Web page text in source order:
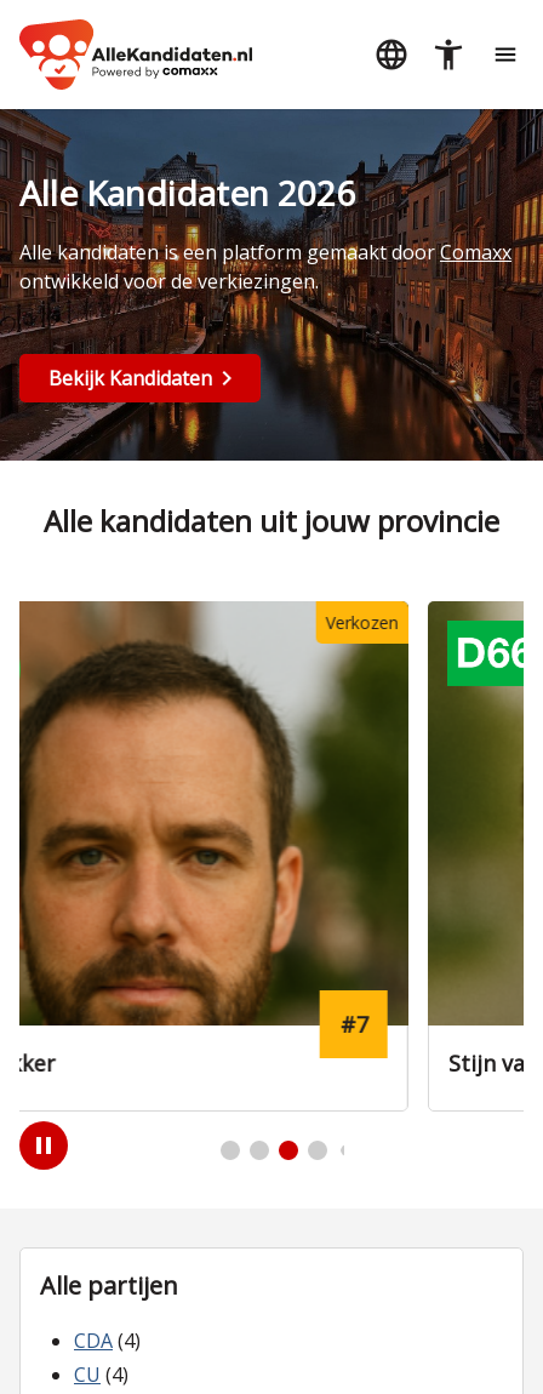
Alle Kandidaten 2026
Alle kandidaten is een platform gemaakt doorComaxx
ontwikkeld voor de verkiezingen.
Bekijk Kandidaten
Alle kandidaten uit jouw provincie
Verkozen
Stijn van der Meer
#19
Play
/
Alle partijen
CDA(4)
CU (4)